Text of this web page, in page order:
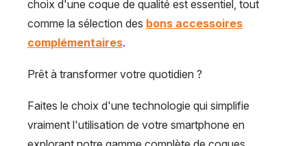
choix d'une coque de qualité est essentiel, tout
comme la sélection des bons accessoires
complémentaires.
Prêt à transformer votre quotidien ?
Faites le choix d'une technologie qui simplifie
vraiment l'utilisation de votre smartphone en